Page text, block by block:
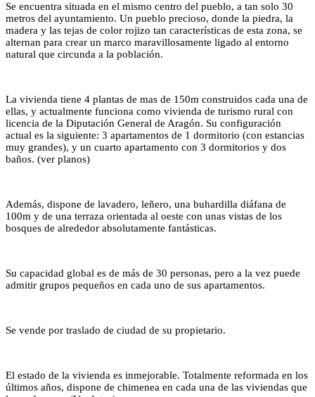
Se encuentra situada en el mismo centro del pueblo, a tan solo 30
metros del ayuntamiento. Un pueblo precioso, donde la piedra, la
madera y las tejas de color rojizo tan características de esta zona, se
alternan para crear un marco maravillosamente ligado al entorno
natural que circunda a la población.
La vivienda tiene 4 plantas de mas de 150m construidos cada una de
ellas, y actualmente funciona como vivienda de turismo rural con
licencia de la Diputación General de Aragón. Su configuración
actual es la siguiente: 3 apartamentos de 1 dormitorio (con estancias
muy grandes), y un cuarto apartamento con 3 dormitorios y dos
baños. (ver planos)
Además, dispone de lavadero, leñero, una buhardilla diáfana de
100m y de una terraza orientada al oeste con unas vistas de los
bosques de alrededor absolutamente fantásticas.
Su capacidad global es de más de 30 personas, pero a la vez puede
admitir grupos pequeños en cada uno de sus apartamentos.
Se vende por traslado de ciudad de su propietario.
El estado de la vivienda es inmejorable. Totalmente reformada en los
últimos años, dispone de chimenea en cada una de las viviendas que